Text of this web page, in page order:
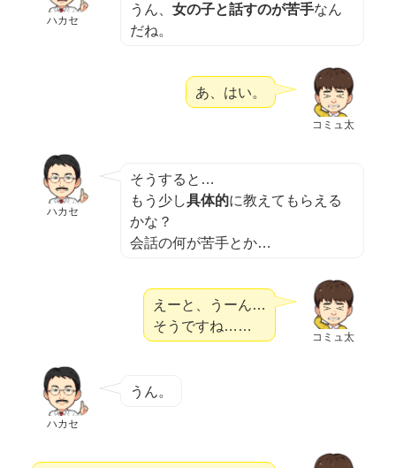
ハカセ
うん、女の子と話すのが苦手なん
だね。
コミュ太
あ、はい。
ハカセ
そうすると…
もう少し具体的に教えてもらえる
かな？
会話の何が苦手とか…
コミュ太
えーと、うーん…
そうですね……
ハカセ
うん。